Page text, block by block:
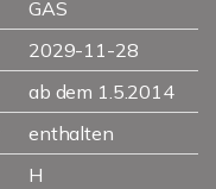
GAS
2029-11-28
ab dem 1.5.2014
enthalten
H